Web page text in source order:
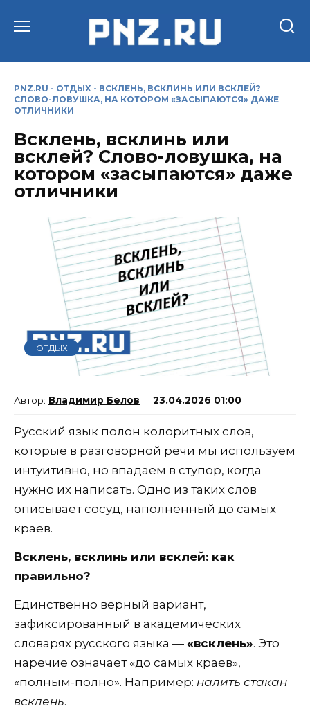
PNZ.RU - ОТДЫХ - ВСКЛЕНЬ, ВСКЛИНЬ ИЛИ ВСКЛЕЙ?
СЛОВО-ЛОВУШКА, НА КОТОРОМ «ЗАСЫПАЮТСЯ» ДАЖЕ
ОТЛИЧНИКИ
Всклень, всклинь или
всклей? Слово-ловушка, на
котором «засыпаются» даже
отличники
ОТДЫХ
Владимир Белов 23.04.2026 01:00
Русский язык полон колоритных слов,
которые в разговорной речи мы используем
интуитивно, но впадаем в ступор, когда
нужно их написать. Одно из таких слов
описывает сосуд, наполненный до самых
краев.
Всклень, всклинь или всклей: как
правильно?
Единственно верный вариант,
зафиксированный в академических
словарях русского языка — «всклень». Это
наречие означает «до самых краев»,
«полным-полно». Например: налить стакан
всклень.